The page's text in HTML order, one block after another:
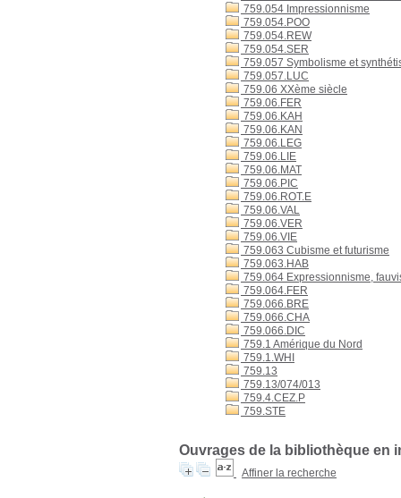
759.054 Impressionnisme
759.054.POO
759.054.REW
759.054.SER
759.057 Symbolisme et
759.057.LUC
759.06 XXème siècle
759.06.FER
759.06.KAH
759.06.KAN
759.06.LEG
759.06.LIE
759.06.MAT
759.06.PIC
759.06.ROT.E
759.06.VAL
759.06.VER
759.06.VIE
759.063 Cubisme et futurisme
759.063.HAB
759.064 Expressionnisme,
759.064.FER
759.066.BRE
759.066.CHA
759.066.DIC
759.1 Amérique du Nord
759.1.WHI
759.13
759.13/074/013
759.4.CEZ.P
759.STE
Ouvrages de la bibliothèque en
Affiner la recherche